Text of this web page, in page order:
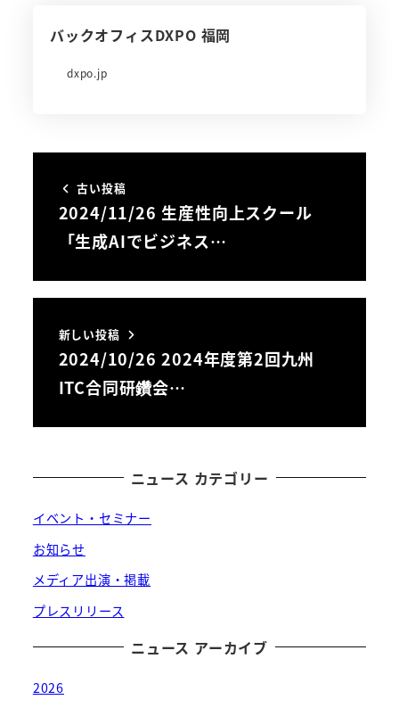
バックオフィスDXPO 福岡
dxpo.jp
古い投稿
2024/11/26 生産性向上スクール
「生成AIでビジネス…
新しい投稿
2024/10/26 2024年度第2回九州
ITC合同研鑽会…
ニュース カテゴリー
イベント・セミナー
お知らせ
メディア出演・掲載
プレスリリース
ニュース アーカイブ
2026